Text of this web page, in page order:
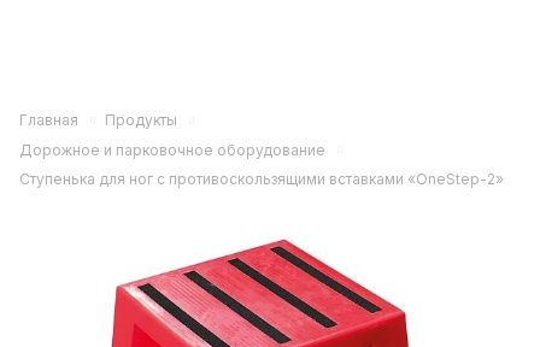
Главная
Продукты
Дорожное и парковочное оборудование
Ступенька для ног с противоскользящими вставками «OneStep-2»